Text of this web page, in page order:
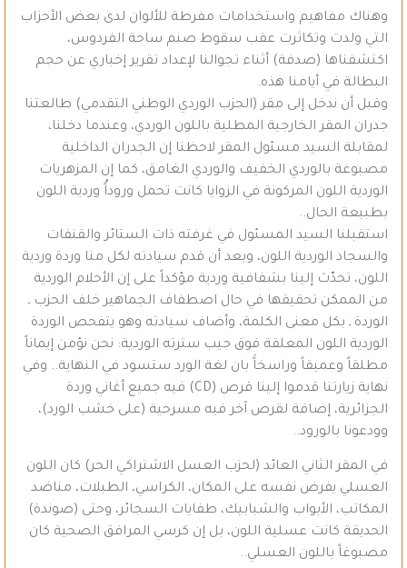
وهناك مفاهيم واستخدامات مفرطة للألوان لدى بعض الأحزاب
التي ولدت وتكاثرت عقب سقوط صنم ساحة الفردوس،
اكتشفناها (صدفة) أثناء تجوالنا لإعداد تقرير إخباري عن حجم
البطالة في أيامنا هذه.
وقبل أن ندخل إلى مقر (الحزب الوردي الوطني التقدمي) طالعتنا
جدران المقر الخارجية المطلية باللون الوردي، وعندما دخلنا،
لمقابلة السيد مسئول المقر لاحظنا إن الجدران الداخلية
مصبوغة بالوردي الخفيف والوردي الغامق، كما إن المزهريات
الوردية اللون المركونة في الزوايا كانت تحمل وروداًُ وردية اللون
بطبيعة الحال..
استقبلنا السيد المسئول في غرفته ذات الستائر والقنفات
والسجاد الوردية اللون، وبعد أن قدم سيادته لكل منا وردة وردية
اللون، تحدّث إلينا بشفافية وردية مؤكداً على إن الأحلام الوردية
من الممكن تحقيقها في حال اصطفاف الجماهير خلف الحزب ـ
الوردة ـ بكل معنى الكلمة، وأضاف سيادته وهو يتفحص الوردة
الوردية اللون المعلقة فوق جيب سترته الوردية: نحن نؤمن إيماناً
مطلقاً وعميقاً وراسخاًَ بان لغة الورد ستسود في النهاية.. وفي
نهاية زيارتنا قدموا إلينا قرص (CD) فيه جميع أغاني وردة
الجزائرية، إضافة لقرص آخر فيه مسرحية (على خشب الورد)،
وودعونا بالورود..
في المقر الثاني العائد (لحزب العسل الاشتراكي الحر) كان اللون
العسلي يفرض نفسه على المكان، الكراسي، الطبلات، مناضد
المكاتب، الأبواب والشبابيك، طفايات السجائر، وحتى (صوندة)
الحديقة كانت عسلية اللون، بل إن كرسي المرافق الصحية كان
مصبوغاً باللون العسلي..